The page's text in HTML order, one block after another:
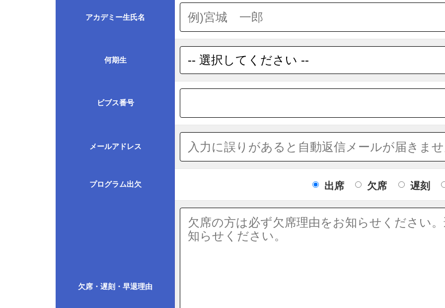
アカデミー生氏名
何期生
ビブス番号
メールアドレス
プログラム出欠 出席 欠席 遅刻
欠席・遅刻・早退理由